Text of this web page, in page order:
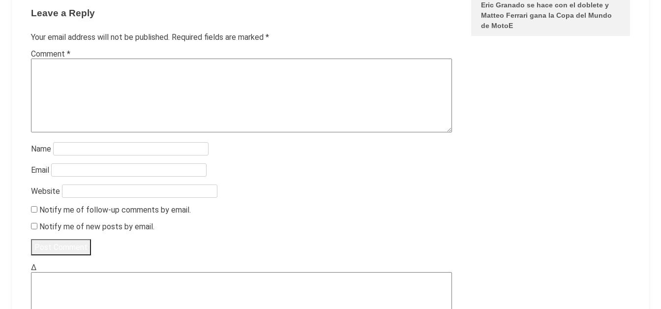
Leave a Reply
Your email address will not be published. Required fields are marked *
Comment *
Name
Email
Website
Notify me of follow-up comments by email.
Notify me of new posts by email.
Δ
Eric Granado se hace con el doblete y
Matteo Ferrari gana la Copa del Mundo
de MotoE